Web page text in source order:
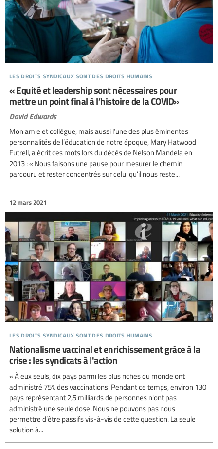
les droits syndicaux sont des droits humains
« Equité et leadership sont nécessaires pour
mettre un point final à l’histoire de la COVID»
David Edwards
Mon amie et collègue, mais aussi l’une des plus éminentes
personnalités de l’éducation de notre époque, Mary Hatwood
Futrell, a écrit ces mots lors du décès de Nelson Mandela en
2013 : « Nous faisons une pause pour mesurer le chemin
parcouru et rester concentrés sur celui qu’il nous reste...
les droits syndicaux sont des droits humains
12 mars 2021
Nationalisme vaccinal et enrichissement grâce à la
crise : les syndicats à l'action
« À eux seuls, dix pays parmi les plus riches du monde ont
administré 75% des vaccinations. Pendant ce temps, environ 130
pays représentant 2,5 milliards de personnes n'ont pas
administré une seule dose. Nous ne pouvons pas nous
permettre d’être passifs vis-à-vis de cette question. La seule
solution à...